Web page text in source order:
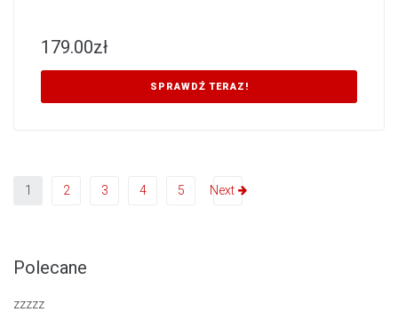
179.00zł
SPRAWDŹ TERAZ!
1 2 3 4 5 Next
Polecane
zzzzz